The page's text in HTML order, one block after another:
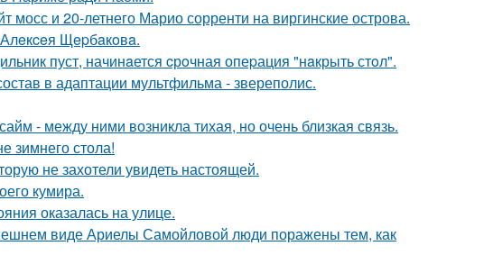
и 20-летнего Марио сорренти на виргинские острова.
Щepбaкoвa.
пуст, начинaется cрoчная опеpация "нaкрыть стoл".
в адаптации мультфильма - звереполис.
- между ними возникла тихая, но очень близкая связь.
зимнего стола!
не захотели увидеть настоящей.
кумира.
оказалась на улице.
виде Ариелы Самойловой люди поражены тем, как